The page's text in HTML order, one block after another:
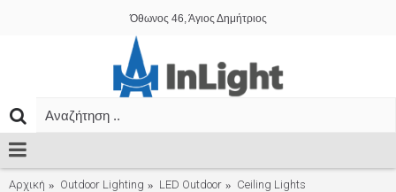
Όθωνος 46, Άγιος Δημήτριος
Αρχική Outdoor Lighting LED Outdoor
Ceiling Lights